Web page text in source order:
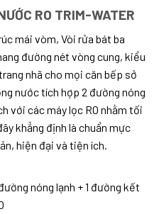
RO TRIM-WATER
mái vòm, Vòi rửa bát ba
đường nét vòng cung, kiểu
nhã cho mọi căn bếp sở
nước tích hợp 2 đường nóng
với các máy lọc RO nhằm tối
khẳng định là chuẩn mực
hiện đại và tiện ích.
nóng lạnh + 1 đường kết